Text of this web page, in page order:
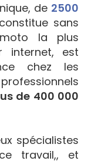
de 2500
sans
la plus
internet, est
chez les
de 400 000
spécialistes
travail,, et